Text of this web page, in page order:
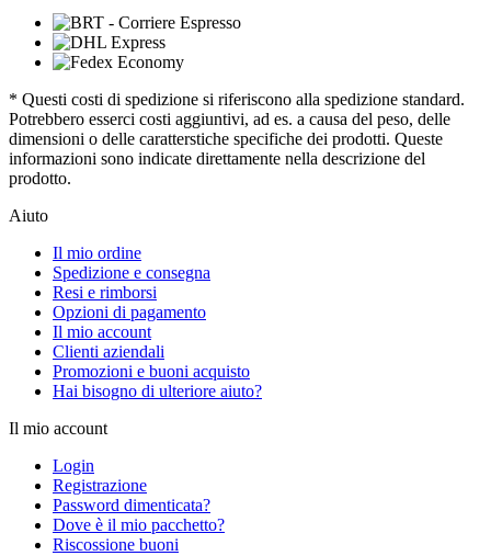
* Questi costi di spedizione si riferiscono alla spedizione standard.
Potrebbero esserci costi aggiuntivi, ad es. a causa del peso, delle
dimensioni o delle caratterstiche specifiche dei prodotti. Queste
informazioni sono indicate direttamente nella descrizione del
prodotto.
Aiuto
Il mio ordine
Spedizione e consegna
Resi e rimborsi
Opzioni di pagamento
Il mio account
Clienti aziendali
Promozioni e buoni acquisto
Hai bisogno di ulteriore aiuto?
Il mio account
Login
Registrazione
Password dimenticata?
Dove è il mio pacchetto?
Riscossione buoni